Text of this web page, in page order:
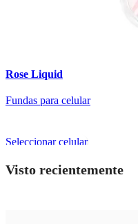
Rose Liquid
Fundas para celular
Seleccionar celularEste
tiene
Visto recientemente